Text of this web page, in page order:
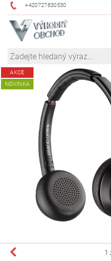
+420727830530
AKCE
NOVINKA
1